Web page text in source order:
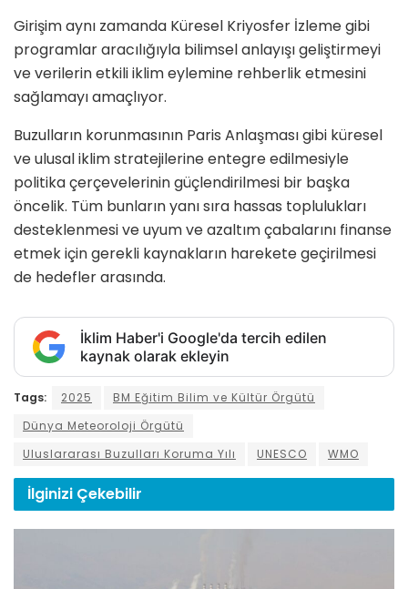
Girişim aynı zamanda Küresel Kriyosfer İzleme gibi
programlar aracılığıyla bilimsel anlayışı geliştirmeyi
ve verilerin etkili iklim eylemine rehberlik etmesini
sağlamayı amaçlıyor.
Buzulların korunmasının Paris Anlaşması gibi küresel
ve ulusal iklim stratejilerine entegre edilmesiyle
politika çerçevelerinin güçlendirilmesi bir başka
öncelik. Tüm bunların yanı sıra hassas toplulukları
desteklenmesi ve uyum ve azaltım çabalarını finanse
etmek için gerekli kaynakların harekete geçirilmesi
de hedefler arasında.
İklim Haber'i Google'da tercih edilen
kaynak olarak ekleyin
Tags: 2025
BM Eğitim Bilim ve Kültür Örgütü
Dünya Meteoroloji Örgütü
Uluslararası Buzulları Koruma Yılı
UNESCO WMO
İlginizi Çekebilir